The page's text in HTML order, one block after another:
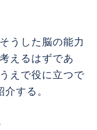
うした脳の能力
えるはずであ
えで役に立つで
する。